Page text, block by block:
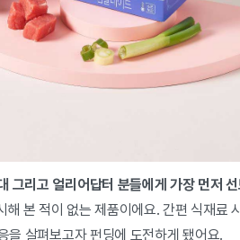
리고 얼리어답터 분들에게 가장 먼저
본 적이 없는 제품이에요. 간편 식재료
을 살펴보고자 펀딩에 도전하게 됐어요.